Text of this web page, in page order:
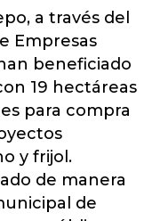
a través del
Empresas
beneficiado
19 hectáreas
para compra
y frijol.
de manera
de